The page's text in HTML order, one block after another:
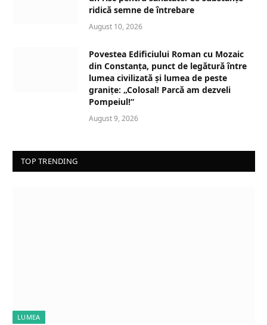
ridică semne de întrebare
August 10, 2026
Povestea Edificiului Roman cu Mozaic
din Constanța, punct de legătură între
lumea civilizată și lumea de peste
granițe: „Colosal! Parcă am dezveli
Pompeiul!“
August 9, 2026
TOP TRENDING
LUMEA